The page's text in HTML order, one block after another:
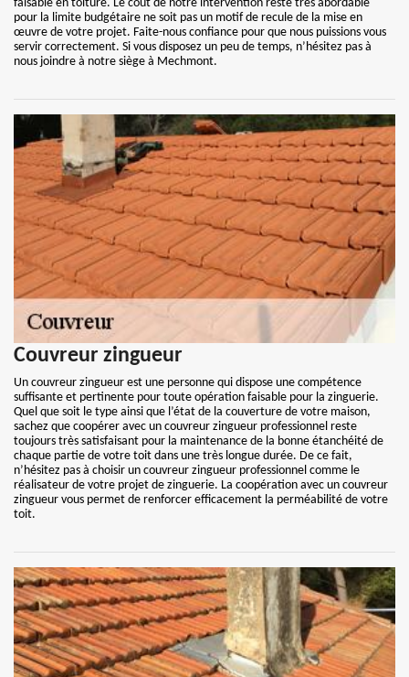
faisable en toiture. Le coût de notre intervention reste très abordable
pour la limite budgétaire ne soit pas un motif de recule de la mise en
œuvre de votre projet. Faite-nous confiance pour que nous puissions vous
servir correctement. Si vous disposez un peu de temps, n’hésitez pas à
nous joindre à notre siège à Mechmont.
Couvreur zingueur
Un couvreur zingueur est une personne qui dispose une compétence
suffisante et pertinente pour toute opération faisable pour la zinguerie.
Quel que soit le type ainsi que l’état de la couverture de votre maison,
sachez que coopérer avec un couvreur zingueur professionnel reste
toujours très satisfaisant pour la maintenance de la bonne étanchéité de
chaque partie de votre toit dans une très longue durée. De ce fait,
n’hésitez pas à choisir un couvreur zingueur professionnel comme le
réalisateur de votre projet de zinguerie. La coopération avec un couvreur
zingueur vous permet de renforcer efficacement la perméabilité de votre
toit.